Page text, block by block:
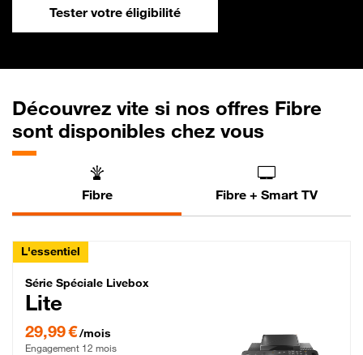
Tester votre éligibilité
Découvrez vite si nos offres Fibre
sont disponibles chez vous
Fibre Fibre + Smart TV
L'essentiel
Série Spéciale Livebox Lite Fibre
Série Spéciale Livebox
Lite
29,99 €/mois
Engagement 12 mois